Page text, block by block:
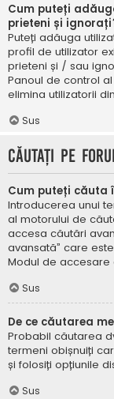
Cum puteți
prieteni și
Puteți adăuga
profil de utilizator
prieteni și / sau
Panoul de control
elimina utilizatorii
Sus
Căutați pe
Cum puteți căuta
Introducerea unui
al motorului de
accesa căutări
avansată” care
Modul de accesare
Sus
De ce căutarea
Probabil căutarea
termeni obișnuiți
și folosiți opțiunile
Sus